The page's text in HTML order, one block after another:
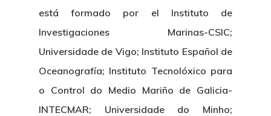
está formado por el Instituto de
Investigaciones Marinas-CSIC;
Universidade de Vigo; Instituto Español de
Oceanografía; Instituto Tecnolóxico para
o Control do Medio Mariño de Galicia-
INTECMAR; Universidade do Minho;